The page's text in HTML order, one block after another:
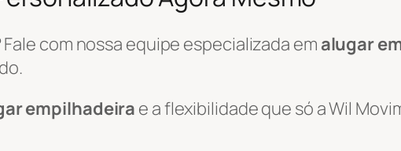
com nossa equipe especializada em alugar
empilhadeirae a flexibilidade que só a Wil